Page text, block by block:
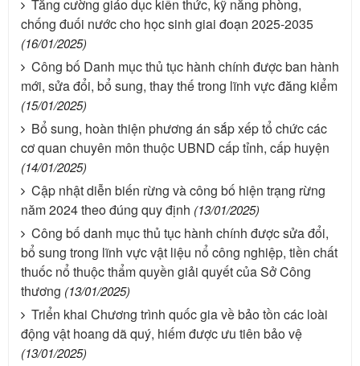
Tăng cường giáo dục kiến thức, kỹ năng phòng,
chống đuối nước cho học sinh giai đoạn 2025-2035
(16/01/2025)
Công bố Danh mục thủ tục hành chính được ban hành
mới, sửa đổi, bổ sung, thay thế trong lĩnh vực đăng kiểm
(15/01/2025)
Bổ sung, hoàn thiện phương án sắp xếp tổ chức các
cơ quan chuyên môn thuộc UBND cấp tỉnh, cấp huyện
(14/01/2025)
Cập nhật diễn biến rừng và công bố hiện trạng rừng
năm 2024 theo đúng quy định (13/01/2025)
Công bố danh mục thủ tục hành chính được sửa đổi,
bổ sung trong lĩnh vực vật liệu nổ công nghiệp, tiền chất
thuốc nổ thuộc thẩm quyền giải quyết của Sở Công
thương (13/01/2025)
Triển khai Chương trình quốc gia về bảo tồn các loài
động vật hoang dã quý, hiếm được ưu tiên bảo vệ
(13/01/2025)